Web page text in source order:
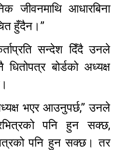
जीवनमाथि आधारबिना
हुँदैन।”
सन्देश दिँदै उनले
बोर्डको अध्यक्ष
भएर आउनुपर्छ,” उनले
पनि हुन सक्छ,
पनि हुन सक्छ। तर